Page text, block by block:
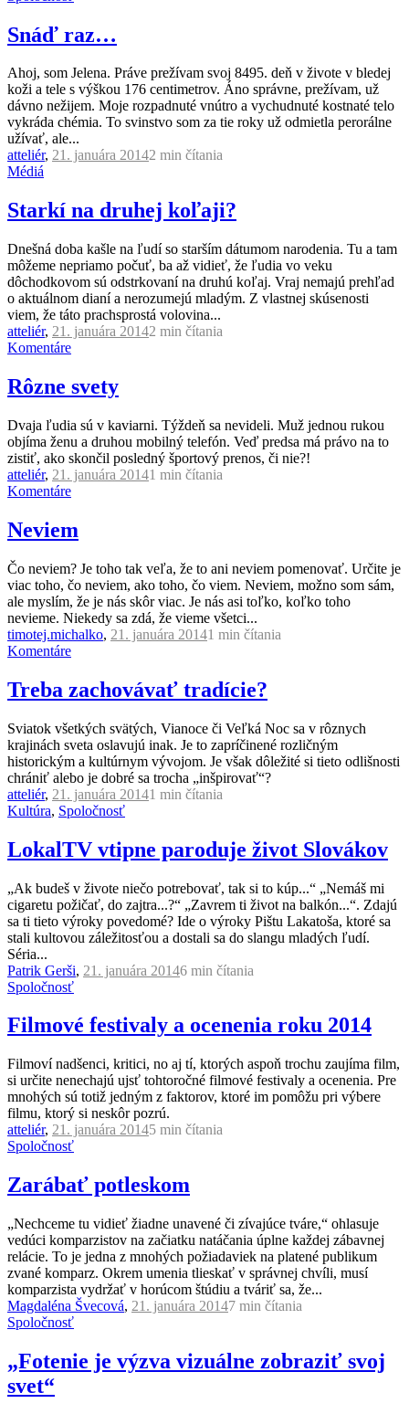
Snáď raz…
Ahoj, som Jelena. Práve prežívam svoj 8495. deň v živote v bledej
koži a tele s výškou 176 centimetrov. Áno správne, prežívam, už
dávno nežijem. Moje rozpadnuté vnútro a vychudnuté kostnaté telo
vykráda chémia. To svinstvo som za tie roky už odmietla perorálne
užívať, ale...
atteliér, 21. januára 20142 min čítania
Médiá
Starkí na druhej koľaji?
Dnešná doba kašle na ľudí so starším dátumom narodenia. Tu a tam
môžeme nepriamo počuť, ba až vidieť, že ľudia vo veku
dôchodkovom sú odstrkovaní na druhú koľaj. Vraj nemajú prehľad
o aktuálnom dianí a nerozumejú mladým. Z vlastnej skúsenosti
viem, že táto prachsprostá volovina...
atteliér, 21. januára 20142 min čítania
Komentáre
Rôzne svety
Dvaja ľudia sú v kaviarni. Týždeň sa nevideli. Muž jednou rukou
objíma ženu a druhou mobilný telefón. Veď predsa má právo na to
zistiť, ako skončil posledný športový prenos, či nie?!
atteliér, 21. januára 20141 min čítania
Komentáre
Neviem
Čo neviem? Je toho tak veľa, že to ani neviem pomenovať. Určite je
viac toho, čo neviem, ako toho, čo viem. Neviem, možno som sám,
ale myslím, že je nás skôr viac. Je nás asi toľko, koľko toho
nevieme. Niekedy sa zdá, že vieme všetci...
timotej.michalko, 21. januára 20141 min čítania
Komentáre
Treba zachovávať tradície?
Sviatok všetkých svätých, Vianoce či Veľká Noc sa v rôznych
krajinách sveta oslavujú inak. Je to zapríčinené rozličným
historickým a kultúrnym vývojom. Je však dôležité si tieto odlišnosti
chrániť alebo je dobré sa trocha „inšpirovať“?
atteliér, 21. januára 20141 min čítania
Kultúra, Spoločnosť
LokalTV vtipne paroduje život Slovákov
„Ak budeš v živote niečo potrebovať, tak si to kúp...“ „Nemáš mi
cigaretu požičať, do zajtra...?“ „Zavrem ti život na balkón...“. Zdajú
sa ti tieto výroky povedomé? Ide o výroky Pištu Lakatoša, ktoré sa
stali kultovou záležitosťou a dostali sa do slangu mladých ľudí.
Séria...
Patrik Gerši, 21. januára 20146 min čítania
Spoločnosť
Filmové festivaly a ocenenia roku 2014
Filmoví nadšenci, kritici, no aj tí, ktorých aspoň trochu zaujíma film,
si určite nenechajú ujsť tohtoročné filmové festivaly a ocenenia. Pre
mnohých sú totiž jedným z faktorov, ktoré im pomôžu pri výbere
filmu, ktorý si neskôr pozrú.
atteliér, 21. januára 20145 min čítania
Spoločnosť
Zarábať potleskom
„Nechceme tu vidieť žiadne unavené či zívajúce tváre,“ ohlasuje
vedúci komparzistov na začiatku natáčania úplne každej zábavnej
relácie. To je jedna z mnohých požiadaviek na platené publikum
zvané komparz. Okrem umenia tlieskať v správnej chvíli, musí
komparzista vydržať v horúcom štúdiu a tváriť sa, že...
Magdaléna Švecová, 21. januára 20147 min čítania
Spoločnosť
„Fotenie je výzva vizuálne zobraziť svoj
svet“